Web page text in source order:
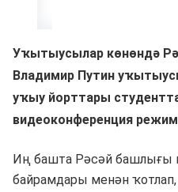
Уҡытыусылар көнөндә
Владимир Путин
уҡыу йорттары
видеоконференция
Иң башта Рәсәй башлығы
байрамдары менән